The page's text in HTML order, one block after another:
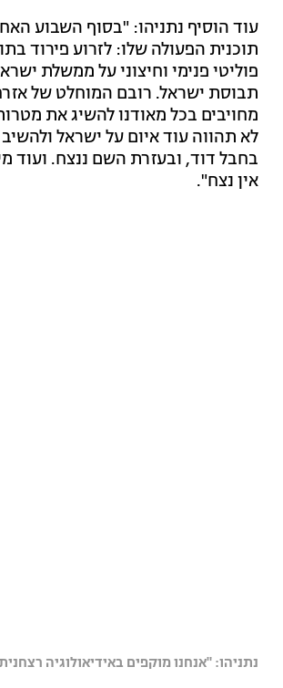
עוד הוסיף נתניהו: "בסוף השבוע
תוכנית הפעולה שלו: לזרוע פירוד
פוליטי פנימי וחיצוני על ממשלת
תבוסת ישראל. רובם המוחלט של
מחויבים בכל מאודנו להשיג את
לא תהווה עוד איום על ישראל
בחבל דוד, ובעזרת השם ננצח. ועוד
אין נצח".
נתניהו: "אנחנו מוקפים באידיאולוגיה